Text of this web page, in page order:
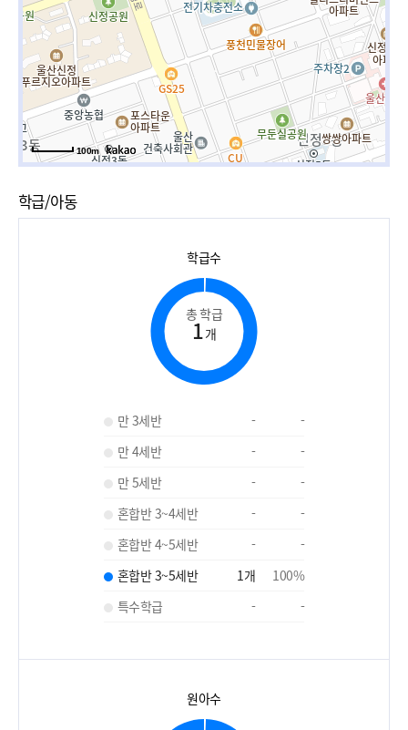
100m
학급/아동
학급수
총 학급
1개
만 3세반 -
-
만 4세반
-
-
만 5세반
-
-
혼합반 3~4세반
-
-
혼합반 4~5세반
-
-
혼합반 3~5세반
1개 100%
특수학급
- -
원아수